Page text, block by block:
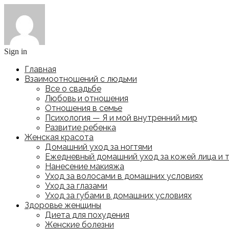
Sign in
Главная
Взаимоотношений с людьми
Все о свадьбе
Любовь и отношения
Отношения в семье
Психология — Я и мой внутренний мир
Развитие ребенка
Женская красота
Домашний уход за ногтями
Ежедневный домашний уход за кожей лица и
Нанесение макияжа
Уход за волосами в домашних условиях
Уход за глазами
Уход за губами в домашних условиях
Здоровье женщины
Диета для похудения
Женские болезни